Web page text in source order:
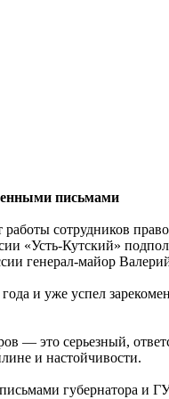
письмами
работы сотрудников
«Усть-Кутский»
генерал-майор
и уже успел
— это серьезный,
и настойчивости.
губернатора и